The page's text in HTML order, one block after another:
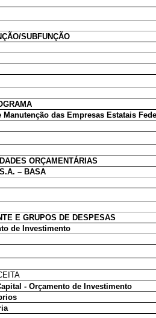
SUBFUNÇÃO
Manutenção das Empresas Estatais
ORÇAMENTÁRIAS
– BASA
E GRUPOS DE DESPESAS
de Investimento
- Orçamento de Investimento